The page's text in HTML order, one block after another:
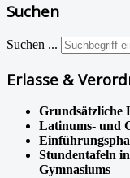
Suchen
Suchen ...
Erlasse &
Grundsätzliche
Latinums- und
Stundentafeln
Gymnasiums